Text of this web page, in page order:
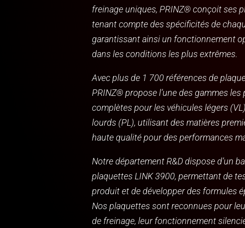
freinage uniques, PRINZ® conçoit ses
tenant compte des spécificités de
garantissant ainsi un fonctionnement
dans les conditions les plus extrêmes.
Avec plus de 1 700 références de
PRINZ® propose l’une des gammes les
complètes pour les véhicules légers
lourds (PL), utilisant des matières
haute qualité pour des performances
Notre département R&D dispose d’un
plaquettes LINK 3900, permettant de
produit et de développer des formules
Nos plaquettes sont reconnues pour
de freinage, leur fonctionnement